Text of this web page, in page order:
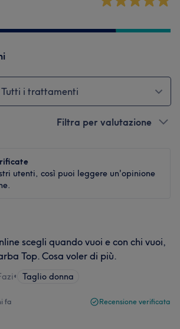
Tutti i trattamenti
Filtra per valutazione
utenti, così puoi leggere un'opinione
scegli quando vuoi e con chi vuoi,
Top. Cosa voler di più.
• Taglio donna
fa Recensione verificata